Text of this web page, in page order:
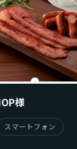
様
スマートフォン